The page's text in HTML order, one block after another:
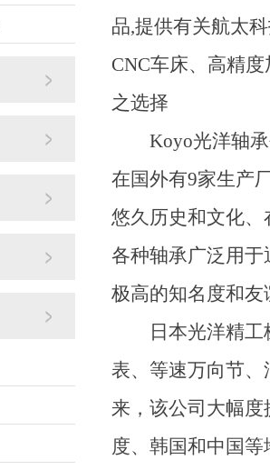
品,提供有关航太
CNC车床、高精
之选择
Koyo光洋轴承
在国外有9家生产
悠久历史和文化
各种轴承广泛用
极高的知名度和
日本光洋精工株
表、等速万向节
来，该公司大幅
度、韩国和中国